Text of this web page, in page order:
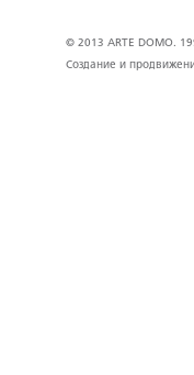
© 2013 ARTE DOMO.
Создание и